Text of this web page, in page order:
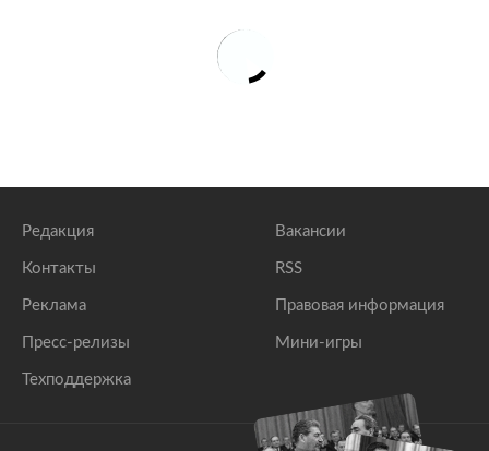
Редакция
Контакты
Реклама
Пресс-релизы
Техподдержка
Вакансии
RSS
Правовая информация
Мини-игры